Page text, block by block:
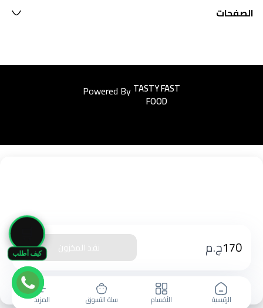
كيف أطلب 170ج.م نفذ المخزون
الرئيسية الأقسام سلة التسوق المزيد
الصفحات
Powered ByEasyorders